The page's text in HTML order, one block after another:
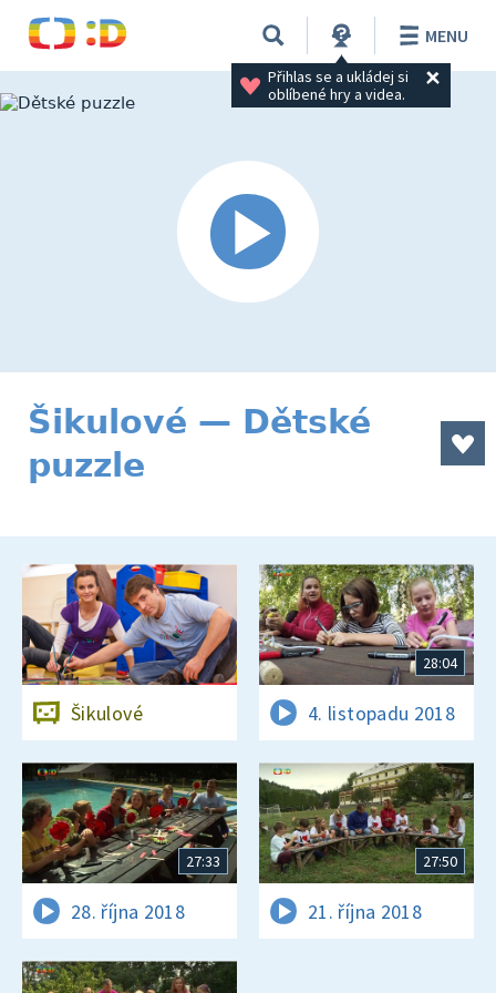
Přihlas se a ukládej si
oblíbené hry a videa.
MENU
Šikulové — Dětské
puzzle
Šikulové
28:04
4. listopadu 2018
27:33
28. října 2018
27:50
21. října 2018